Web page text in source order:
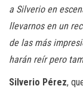
a Silverio en
llevarnos en un
de las más
harán reír pero
Silverio Pérez,